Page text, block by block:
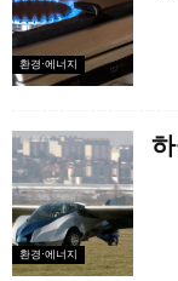
환경·에너지
환경·에너지